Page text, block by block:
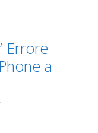
Errore
a